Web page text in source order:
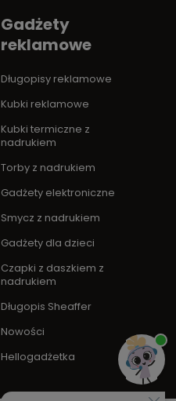
Gadżety
reklamowe
Długopisy reklamowe
Kubki reklamowe
Kubki termiczne z
nadrukiem
Torby z nadrukiem
Gadżety elektroniczne
Smycz z nadrukiem
Gadżety dla dzieci
Czapki z daszkiem z
nadrukiem
Długopis Sheaffer
Nowości
Hellogadżetka